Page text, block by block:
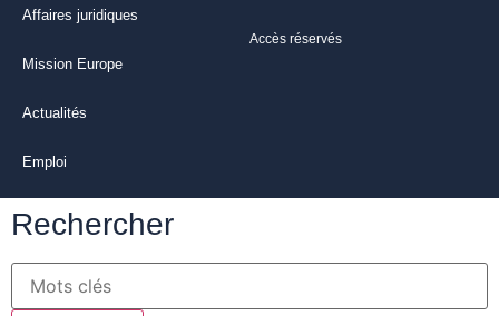
Accès réservés
Affaires juridiques
Mission Europe
Actualités
Emploi
Rechercher